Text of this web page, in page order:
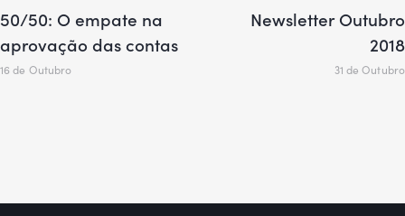
50/50: O empate na
aprovação das contas
16 de Outubro
Newsletter Outubro
2018
31 de Outubro